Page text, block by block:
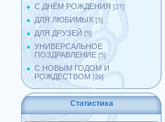
С ДНЁМ РОЖДЕНИЯ [27]
ДЛЯ ЛЮБИМЫХ [5]
ДЛЯ ДРУЗЕЙ [5]
УНИВЕРСАЛЬНОЕ
ПОЗДРАВЛЕНИЕ [5]
С НОВЫМ ГОДОМ И
РОЖДЕСТВОМ [29]
Статистика